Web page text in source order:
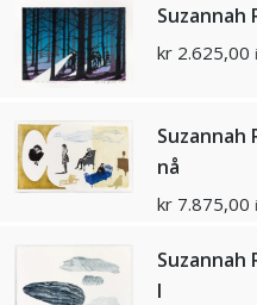
kr 2.625,00
Suzannah
nå
kr 7.875,00
Suzannah
I